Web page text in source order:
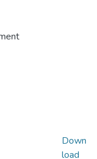
Down
load